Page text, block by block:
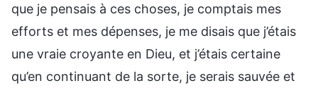
que je pensais à ces choses, je comptais mes
efforts et mes dépenses, je me disais que j’étais
une vraie croyante en Dieu, et j’étais certaine
qu’en continuant de la sorte, je serais sauvée et